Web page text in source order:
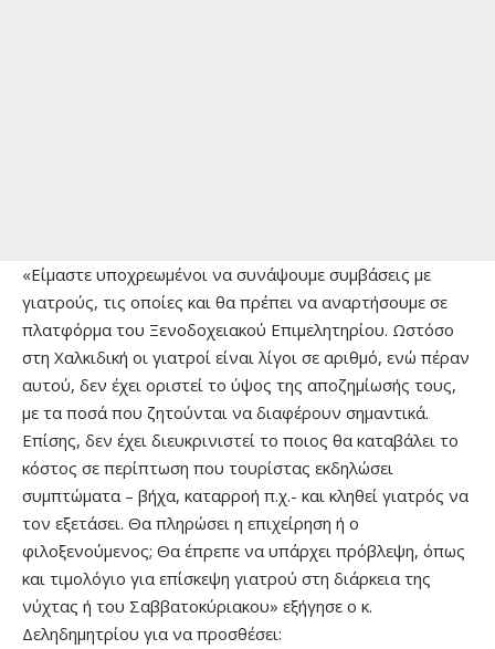
«Είμαστε υποχρεωμένοι να συνάψουμε συμβάσεις με
γιατρούς, τις οποίες και θα πρέπει να αναρτήσουμε σε
πλατφόρμα του Ξενοδοχειακού Επιμελητηρίου. Ωστόσο
στη Χαλκιδική οι γιατροί είναι λίγοι σε αριθμό, ενώ πέραν
αυτού, δεν έχει οριστεί το ύψος της αποζημίωσής τους,
με τα ποσά που ζητούνται να διαφέρουν σημαντικά.
Επίσης, δεν έχει διευκρινιστεί το ποιος θα καταβάλει το
κόστος σε περίπτωση που τουρίστας εκδηλώσει
συμπτώματα – βήχα, καταρροή π.χ.- και κληθεί γιατρός να
τον εξετάσει. Θα πληρώσει η επιχείρηση ή ο
φιλοξενούμενος; Θα έπρεπε να υπάρχει πρόβλεψη, όπως
και τιμολόγιο για επίσκεψη γιατρού στη διάρκεια της
νύχτας ή του Σαββατοκύριακου» εξήγησε ο κ.
Δεληδημητρίου για να προσθέσει: